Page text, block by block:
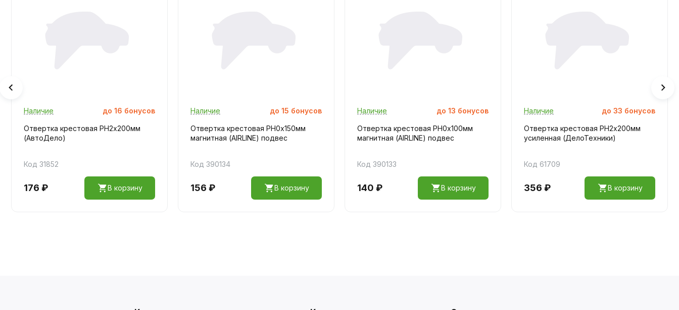
Наличие до 16 бонусов
Отвертка крестовая PH2х200мм
(АвтоДело)
Код 31852
176 ₽ В корзину
Наличие до 15 бонусов
Отвертка крестовая PH0х150мм
магнитная (AIRLINE) подвес
Код 390134
156 ₽ В корзину
Наличие до 13 бонусов
Отвертка крестовая PH0х100мм
магнитная (AIRLINE) подвес
Код 390133
140 ₽ В корзину
Наличие до 33 бонусов
Отвертка крестовая PH2х200мм
усиленная (ДелоТехники)
Код 61709
356 ₽ В корзину